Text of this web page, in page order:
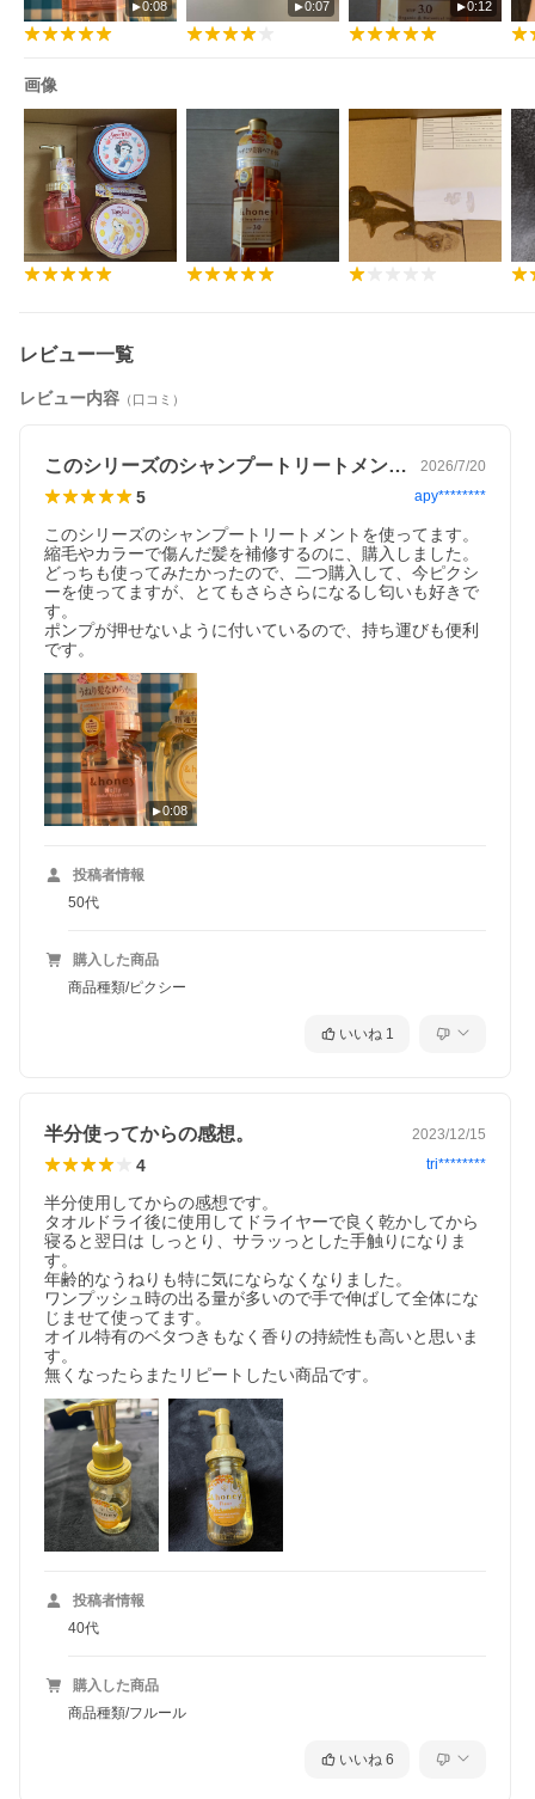
0:08 0:07 0:12
画像
レビュー一覧
レビュー内容 （口コミ）
このシリーズのシャンプートリートメント… 2026/7/20
5 apy********
このシリーズのシャンプートリートメントを使ってます。
縮毛やカラーで傷んだ髪を補修するのに、購入しました。
どっちも使ってみたかったので、二つ購入して、今ピクシ
ーを使ってますが、とてもさらさらになるし匂いも好きで
す。
ポンプが押せないように付いているので、持ち運びも便利
です。
0:08
投稿者情報
50代
購入した商品
商品種類/ピクシー
いいね 1
半分使ってからの感想。 2023/12/15
4 tri********
半分使用してからの感想です。
タオルドライ後に使用してドライヤーで良く乾かしてから
寝ると翌日は しっとり、サラッっとした手触りになりま
す。
年齢的なうねりも特に気にならなくなりました。
ワンプッシュ時の出る量が多いので手で伸ばして全体にな
じませて使ってます。
オイル特有のベタつきもなく香りの持続性も高いと思いま
す。
無くなったらまたリピートしたい商品です。
投稿者情報
40代
購入した商品
商品種類/フルール
いいね 6